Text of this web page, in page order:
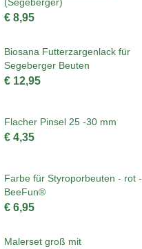
(Segeberger)
€ 8,95
Biosana Futterzargenlack für
Segeberger Beuten
€ 12,95
Flacher Pinsel 25 -30 mm
€ 4,35
Farbe für Styroporbeuten - rot -
BeeFun®
€ 6,95
Malerset groß mit